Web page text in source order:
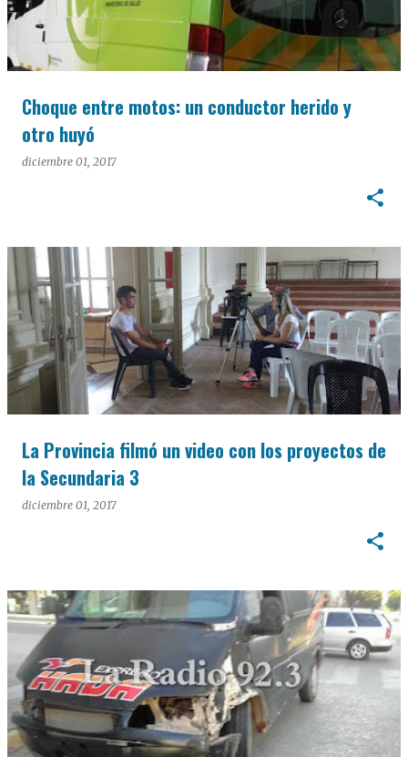
Choque entre motos: un conductor herido y
otro huyó
diciembre 01, 2017
La Provincia filmó un video con los proyectos de
la Secundaria 3
diciembre 01, 2017